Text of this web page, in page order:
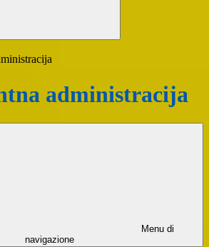
administracija
Menu di
navigazione